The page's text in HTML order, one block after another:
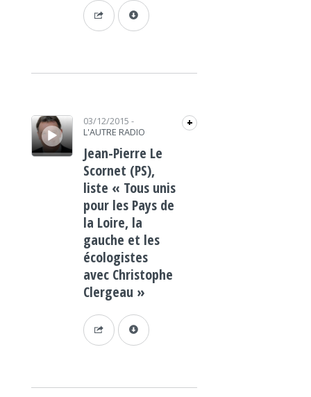
Lecteur audio 03/12/2015 -
L'AUTRE RADIO
+
Jean-Pierre Le
Scornet (PS),
liste « Tous unis
pour les Pays de
la Loire, la
gauche et les
écologistes
avec Christophe
Clergeau »